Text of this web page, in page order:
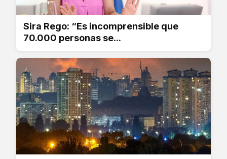
Sira Rego: “Es incomprensible que
70.000 personas se...